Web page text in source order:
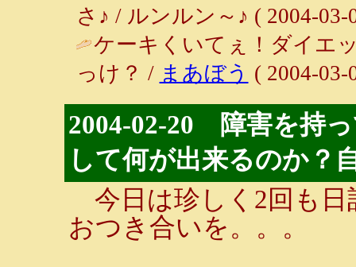
さ♪ / ルンルン～♪ ( 2004-03-
ケーキくいてぇ！ダイエ
っけ？ / まあぼう ( 2004-03-
2004-02-20 障害を持
して何が出来るのか？
今日は珍しく2回も日
おつき合いを。。。